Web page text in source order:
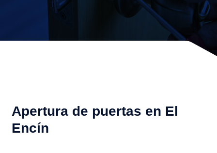
Apertura de puertas en El
Encín